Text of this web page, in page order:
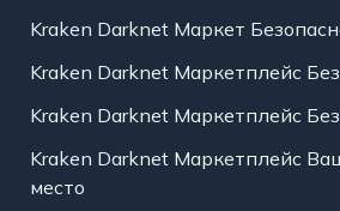
Kraken Darknet Маркет
Kraken Darknet Маркетплейс
Kraken Darknet Маркетплейс
Kraken Darknet Маркетплейс
место